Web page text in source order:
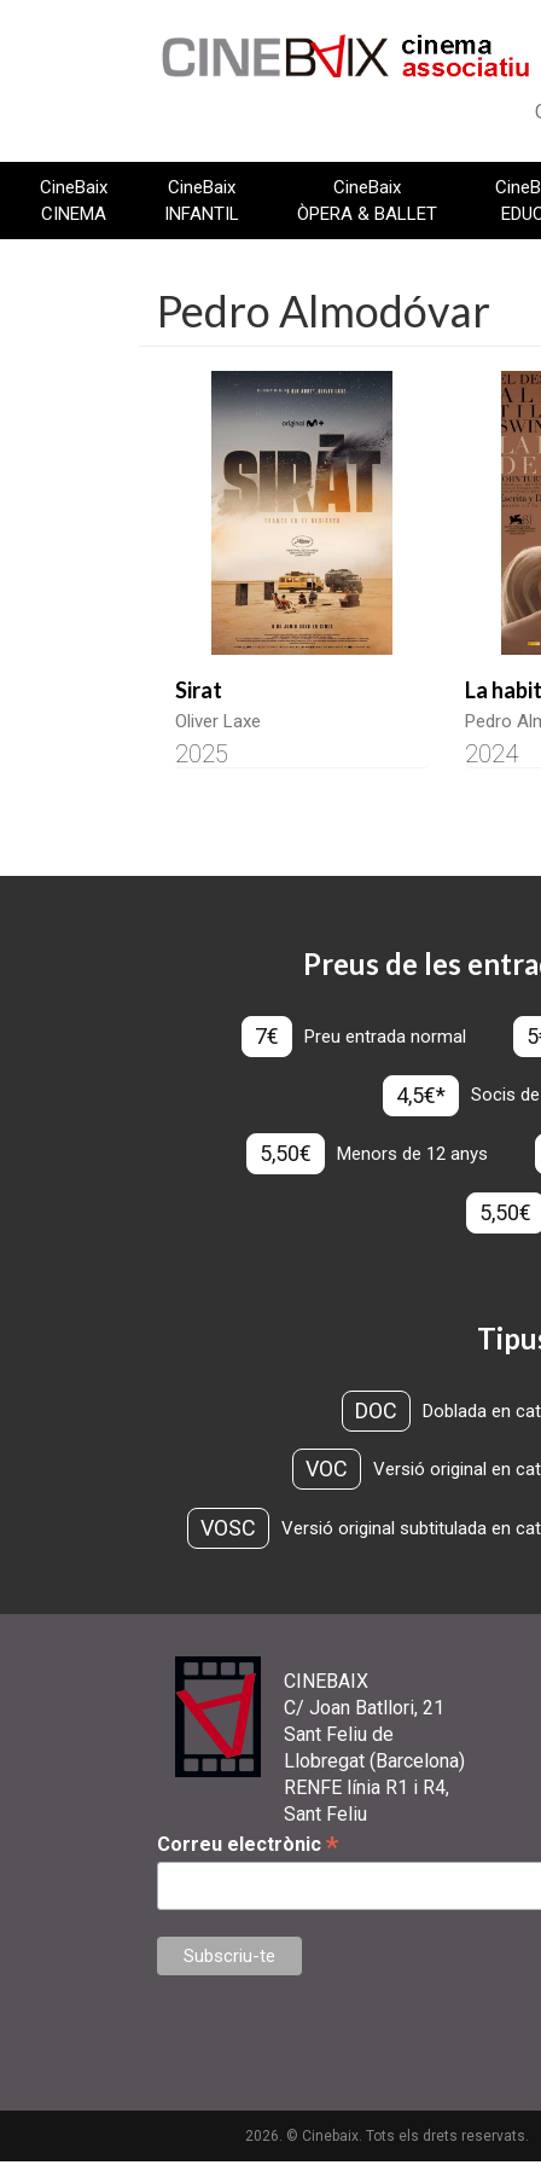
CineBaix
CINEMA
CineBaix
INFANTIL
CineBaix
ÒPERA & BALLET
Pedro Almodóvar
Sirat
Oliver Laxe
2025
La
Pedro
2024
Preus de les
7€ Preu entrada normal
4,5€* Socis
5,50€ Menors de 12 anys
5,50€
DOC Doblada en
VOC Versió original en
VOSC Versió original subtitulada en
CINEBAIX
C/ Joan Batllori, 21
Sant Feliu de
Llobregat (Barcelona)
RENFE línia R1 i R4,
Sant Feliu
Correu electrònic *
2026. © Cinebaix. Tots els drets reservats.